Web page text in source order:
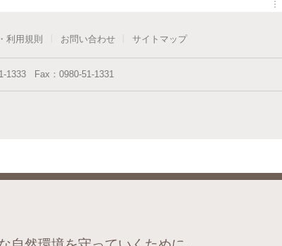
利用規則 お問い合わせ サイトマップ
1333 Fax： 0980-51-1331